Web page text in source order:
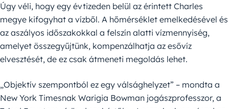
Úgy véli, hogy egy évtizeden belül az érintett Charles
megye kifogyhat a vízből. A hőmérséklet emelkedésével és
az aszályos időszakokkal a felszín alatti vízmennyiség,
amelyet összegyűjtünk, kompenzálhatja az esővíz
elvesztését, de ez csak átmeneti megoldás lehet.
„Objektív szempontból ez egy válsághelyzet” – mondta a
New York Timesnak Warigia Bowman jogászprofesszor, a